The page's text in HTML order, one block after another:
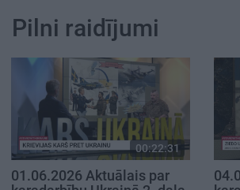
Pilni raidījumi
00:22:31
01.06.2026 Aktuālais par